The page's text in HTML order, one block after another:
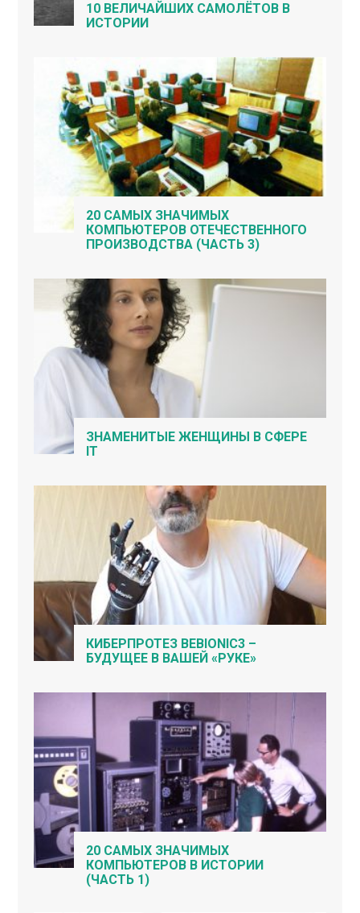
10 ВЕЛИЧАЙШИХ САМОЛЁТОВ В
ИСТОРИИ
20 САМЫХ ЗНАЧИМЫХ
КОМПЬЮТЕРОВ ОТЕЧЕСТВЕННОГО
ПРОИЗВОДСТВА (ЧАСТЬ 3)
ЗНАМЕНИТЫЕ ЖЕНЩИНЫ В СФЕРЕ
IT
КИБЕРПРОТЕЗ BEBIONIC3 –
БУДУЩЕЕ В ВАШЕЙ «РУКЕ»
20 САМЫХ ЗНАЧИМЫХ
КОМПЬЮТЕРОВ В ИСТОРИИ
(ЧАСТЬ 1)